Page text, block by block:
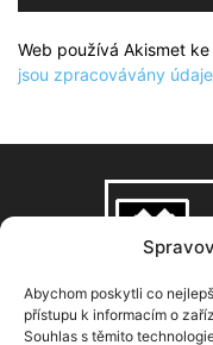
Abychom poskytli co
přístupu k informacím o
Souhlas s těmito
Web používá Akismet
jsou zpracovávány